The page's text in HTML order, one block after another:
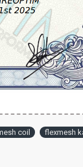
coil flexmesh